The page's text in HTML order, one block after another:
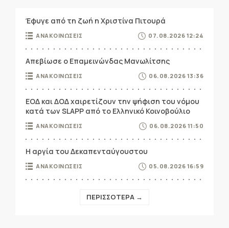
Έφυγε από τη ζωή η Χριστίνα Πιτουρά
ΑΝΑΚΟΙΝΩΣΕΙΣ 07.08.2026 12:24
Απεβίωσε ο Επαμεινώνδας Μανωλίτσης
ΑΝΑΚΟΙΝΩΣΕΙΣ 06.08.2026 13:36
ΕΟΔ και ΔΟΔ χαιρετίζουν την ψήφιση του νόμου
κατά των SLAPP από το Ελληνικό Κοινοβούλιο
ΑΝΑΚΟΙΝΩΣΕΙΣ 06.08.2026 11:50
Η αργία του Δεκαπενταύγουστου
ΑΝΑΚΟΙΝΩΣΕΙΣ 05.08.2026 16:59
ΠΕΡΙΣΣΟΤΕΡΑ →